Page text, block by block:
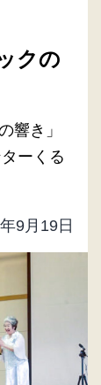
クの
響き」
ーくる
9月19日